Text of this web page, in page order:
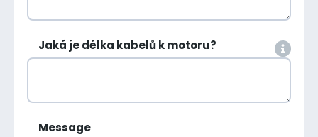
Jaká je délka kabelů k motoru?
Message